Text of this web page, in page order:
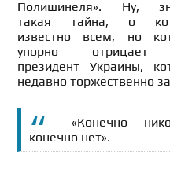
Полишинеля». Ну,
такая тайна, о
известно всем, но
упорно
президент Украины,
недавно торжественно
«Конечно
конечно нет».